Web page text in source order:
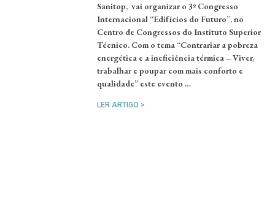
Sanitop, vai organizar o 3º Congresso
Internacional “Edifícios do Futuro”, no
Centro de Congressos do Instituto Superior
Técnico. Com o tema “Contrariar a pobreza
energética e a ineficiência térmica – Viver,
trabalhar e poupar com mais conforto e
qualidade” este evento …
LER ARTIGO >